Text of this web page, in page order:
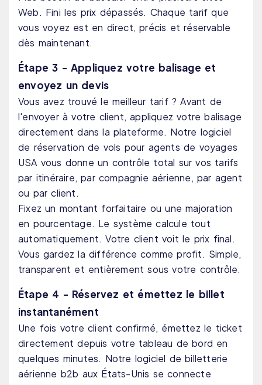
Web. Fini les prix dépassés. Chaque tarif que
vous voyez est en direct, précis et réservable
dès maintenant.
Étape 3 - Appliquez votre balisage et
envoyez un devis
Vous avez trouvé le meilleur tarif ? Avant de
l'envoyer à votre client, appliquez votre balisage
directement dans la plateforme. Notre logiciel
de réservation de vols pour agents de voyages
USA vous donne un contrôle total sur vos tarifs
par itinéraire, par compagnie aérienne, par agent
ou par client.
Fixez un montant forfaitaire ou une majoration
en pourcentage. Le système calcule tout
automatiquement. Votre client voit le prix final.
Vous gardez la différence comme profit. Simple,
transparent et entièrement sous votre contrôle.
Étape 4 - Réservez et émettez le billet
instantanément
Une fois votre client confirmé, émettez le ticket
directement depuis votre tableau de bord en
quelques minutes. Notre logiciel de billetterie
aérienne b2b aux États-Unis se connecte